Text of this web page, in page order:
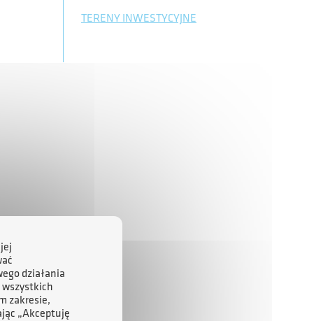
TERENY INWESTYCYJNE
działania
wszystkich
zakresie,
„Akceptuję